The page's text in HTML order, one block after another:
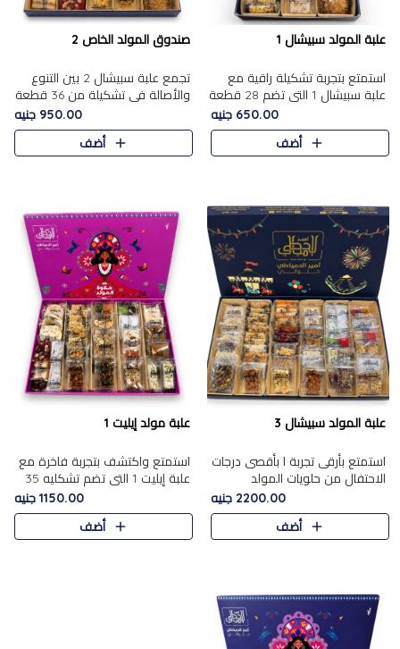
علبة المولد سبيشال 1
استمتع بتجربة تشكيلة راقية مع
علبة سبيشال 1 التي تضم 28 قطعة
من تشكيلة مختارة بعناية من أفخر
حلويات المولد المصرية الأصلية
الشرقية. تحتوي ال..
650.00 جنيه
أضف
صندوق المولد الخاص 2
تجمع علبة سبيشال 2 بين التنوع
والأصالة في تشكيلة من 36 قطعة
تضم أشهر حلويات المولد الشرقية.
تحتوي العلبة على الجزرية بالفول،
والجزرية بالبن..
950.00 جنيه
أضف
علبة المولد سبيشال 3
استمتع بأرقى تجربة ا بأقصى درجات
الاحتفال من حلويات المولد
المصريه الأصيلة مع هذه الفخامة
مع علبة سبيشال 3 التي تضم 56
قطعة من تشكيلة استثن..
2200.00 جنيه
أضف
علبة مولد إيليت 1
استمتع واكتشف بتجربة فاخرة مع
علبة إيليت 1 التي تضم تشكليه 35
قطعة من أرقى حلويات المولد
المصري الأصيلة ,معروضة بشكل
جميل في علبة أنيقة ، في..
1150.00 جنيه
أضف